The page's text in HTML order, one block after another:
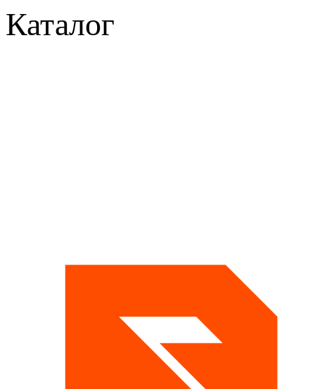
Каталог